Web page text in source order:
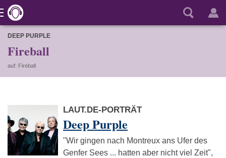
DEEP PURPLE
Fireball
auf: Fireball
LAUT.DE-PORTRÄT
Deep Purple
"Wir gingen nach Montreux ans Ufer des
Genfer Sees ... hatten aber nicht viel Zeit",